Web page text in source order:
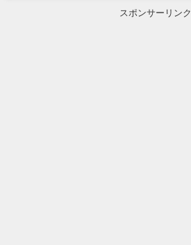
スポンサーリンク